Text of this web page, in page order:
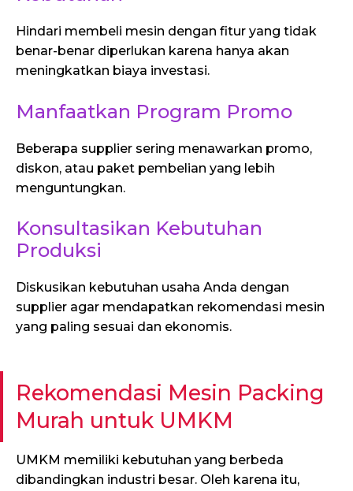
Hindari membeli mesin dengan fitur yang tidak
benar-benar diperlukan karena hanya akan
meningkatkan biaya investasi.
Manfaatkan Program Promo
Beberapa supplier sering menawarkan promo,
diskon, atau paket pembelian yang lebih
menguntungkan.
Konsultasikan Kebutuhan
Produksi
Diskusikan kebutuhan usaha Anda dengan
supplier agar mendapatkan rekomendasi mesin
yang paling sesuai dan ekonomis.
Rekomendasi Mesin Packing
Murah untuk UMKM
UMKM memiliki kebutuhan yang berbeda
dibandingkan industri besar. Oleh karena itu,